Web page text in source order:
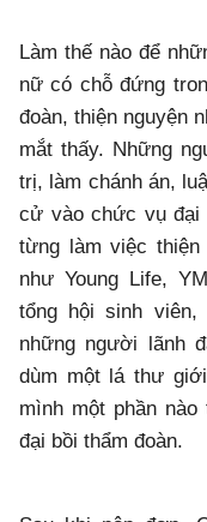
Làm thế nào để
nữ có chỗ đứng
đoàn, thiện nguyện
mắt thấy. Những
trị, làm chánh án,
cử vào chức vụ đại
từng làm việc
như Young Life,
tổng hội sinh
những người lãnh
dùm một lá thư
mình một phần
đại bồi thẩm đoàn.